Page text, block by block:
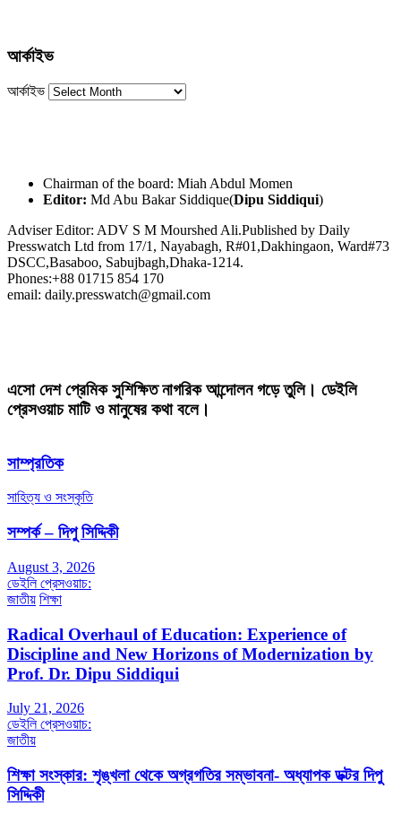
আর্কাইভ
আর্কাইভ
Chairman of the board: Miah Abdul Momen
Editor: Md Abu Bakar Siddique(Dipu Siddiqui)
Adviser Editor: ADV S M Mourshed Ali.Published by Daily
Presswatch Ltd from 17/1, Nayabagh, R#01,Dakhingaon, Ward#73
DSCC,Basaboo, Sabujbagh,Dhaka-1214.
Phones:+88 01715 854 170
email: daily.presswatch@gmail.com
এসো দেশ প্রেমিক সুশিক্ষিত নাগরিক আন্দোলন গড়ে তুলি। ডেইলি
প্রেসওয়াচ মাটি ও মানুষের কথা বলে।
সাম্প্রতিক
সাহিত্য ও সংস্কৃতি
সম্পর্ক – দিপু সিদ্দিকী
August 3, 2026
ডেইলি প্রেসওয়াচ:
জাতীয় শিক্ষা
Radical Overhaul of Education: Experience of
Discipline and New Horizons of Modernization by
Prof. Dr. Dipu Siddiqui
July 21, 2026
ডেইলি প্রেসওয়াচ:
জাতীয়
শিক্ষা সংস্কার: শৃঙ্খলা থেকে অগ্রগতির সম্ভাবনা- অধ্যাপক ডক্টর দিপু
সিদ্দিকী